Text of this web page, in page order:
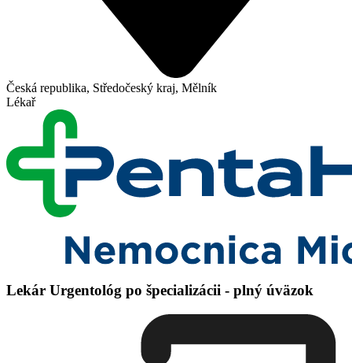
Česká republika, Středočeský kraj, Mělník
Lékař
Lekár Urgentológ po špecializácii - plný úväzok